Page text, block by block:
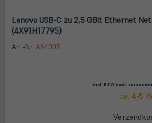
Lenovo USB-C zu 2,5 GBit Ethernet
(4X91H17795)
Art.-Nr. A64005
incl. BTW excl.
ca. 4-5